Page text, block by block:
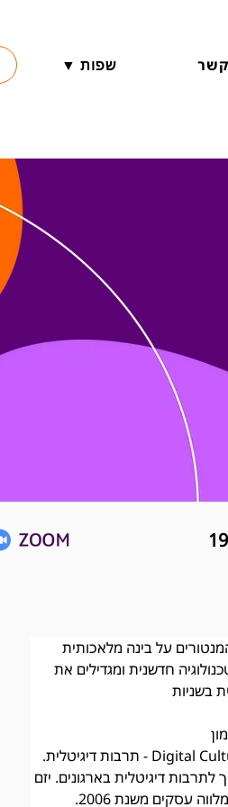
שפות ▼ קשר
על בינה מלאכותית
חדשנית ומגדילים את
בשניות
לתרבות דיגיטלית בארגונים. יזם
עסקים משנת 2006.